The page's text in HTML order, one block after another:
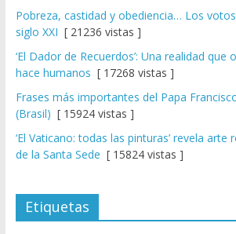
Pobreza, castidad y obediencia… Los
siglo XXI [ 21236 vistas ]
‘El Dador de Recuerdos’: Una realidad que
hace humanos [ 17268 vistas ]
Frases más importantes del Papa
(Brasil) [ 15924 vistas ]
‘El Vaticano: todas las pinturas’ revela
de la Santa Sede [ 15824 vistas ]
Etiquetas